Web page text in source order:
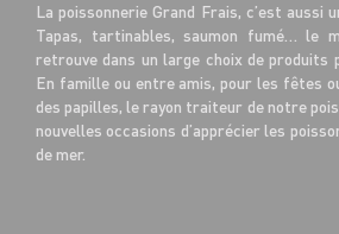
La poissonnerie Grand Frais, c’est aussi
Tapas, tartinables, saumon fumé… le
retrouve dans un large choix de produits
En famille ou entre amis, pour les fêtes
des papilles, le rayon traiteur de notre
nouvelles occasions d’apprécier les
de mer.